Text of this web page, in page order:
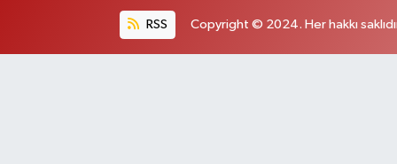
RSS Copyright © 2024. Her hakkı